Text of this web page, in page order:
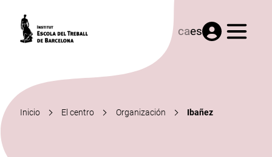
caes Menú
Inicio El centro Organización Ibañez